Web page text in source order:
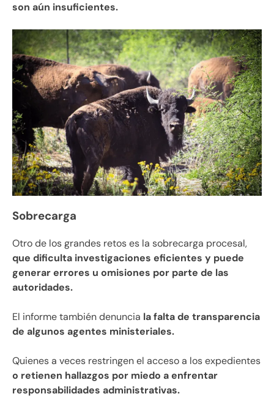
son aún insuficientes.
Sobrecarga
Otro de los grandes retos es la sobrecarga procesal,
que dificulta investigaciones eficientes y puede
generar errores u omisiones por parte de las
autoridades.
El informe también denuncia la falta de transparencia
de algunos agentes ministeriales.
Quienes a veces restringen el acceso a los expedientes
o retienen hallazgos por miedo a enfrentar
responsabilidades administrativas.